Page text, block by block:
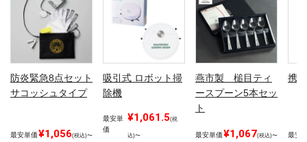
防炎緊急8点セット
サコッシュタイプ
最安単価¥1,056(税込)〜
吸引式 ロボット掃
除機
最安単
価
¥1,061.5(税
込)〜
燕市製 槌目ティ
ースプーン5本セッ
ト
最安単価¥1,067(税込)〜
携
最安